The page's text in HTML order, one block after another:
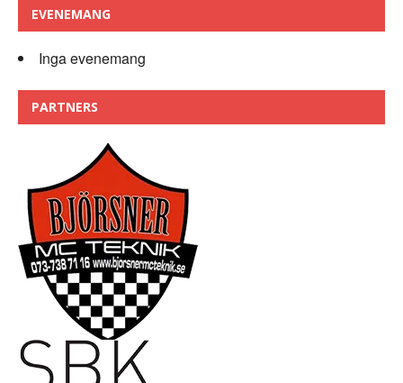
EVENEMANG
Inga evenemang
PARTNERS